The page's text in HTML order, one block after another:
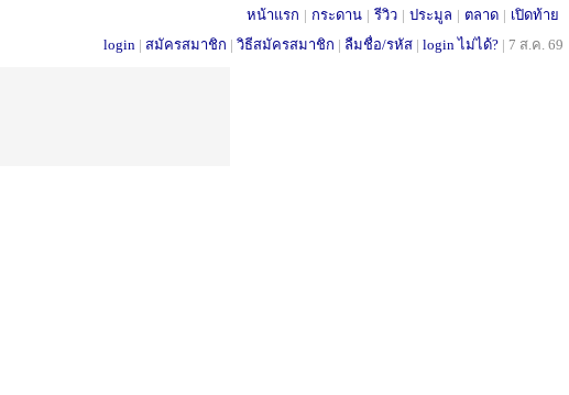
หน้าแรก | กระดาน | รีวิว | ประมูล | ตลาด | เปิดท้าย
login | สมัครสมาชิก | วิธีสมัครสมาชิก | ลืมชื่อ/รหัส | login ไม่ได้? | 7 ส.ค. 69